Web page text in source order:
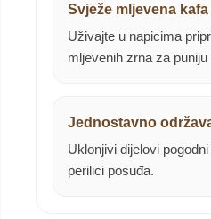
Svježe mljevena kafa
Uživajte u napicima
mljevenih zrna za puniju
Jednostavno
Uklonjivi dijelovi
perilici posuđa.